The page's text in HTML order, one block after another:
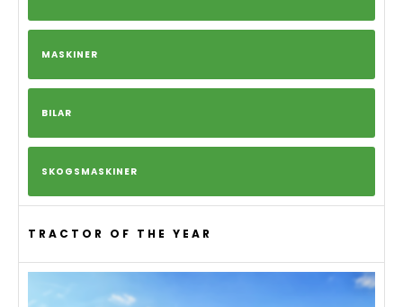
MASKINER
BILAR
SKOGSMASKINER
TRACTOR OF THE YEAR